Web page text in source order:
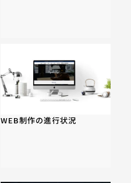
WEB制作の進行状況